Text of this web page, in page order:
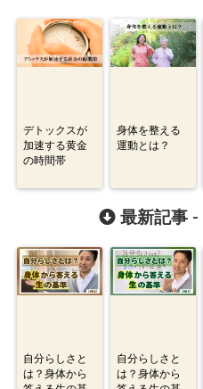
デトックスが
加速する黄金
の時間帯
身体を整える
運動とは？
最新記事 -
自分らしさと
は？身体から
自分らしさと
は？身体から